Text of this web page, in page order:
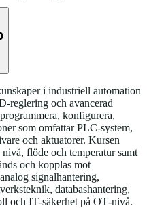
i industriell automation
reglering och avancerad
konfigurera,
som omfattar PLC‑system,
och aktuatorer. Kursen
flöde och temperatur samt
och kopplas mot
signalhantering,
databashantering,
och IT‑säkerhet på OT‑nivå.